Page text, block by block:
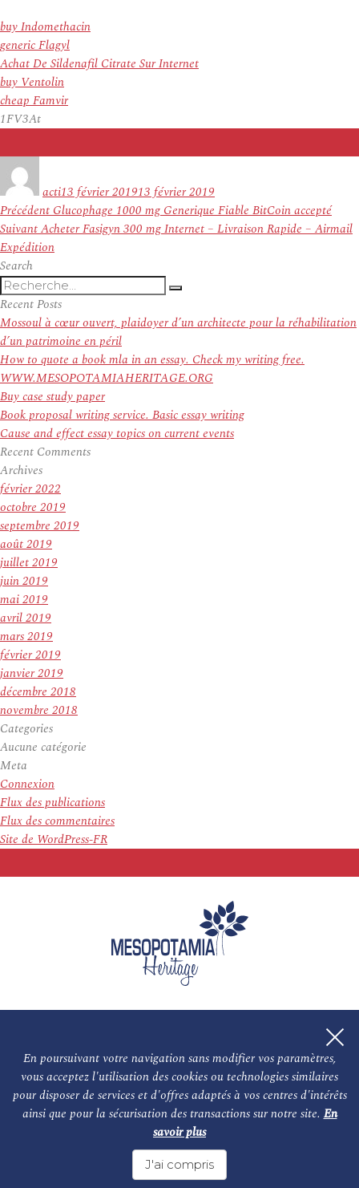
En poursuivant votre navigation sans modifier vos paramètres,
vous acceptez l'utilisation des cookies ou technologies similaires
pour disposer de services et d'offres adaptés à vos centres d'intérêts
ainsi que pour la sécurisation des transactions sur notre site.En
savoir plus
J'ai compris
buy Indomethacin
generic Flagyl
Achat De Sildenafil Citrate Sur Internet
buy Ventolin
cheap Famvir
1FV3At
actile
13 février 201913 février 2019
Navigation
de
l’article
Précédent Article
précédent :
Glucophage 1000 mg Generique Fiable BitCoin accepté
SuivantArticle
suivant :
Acheter Fasigyn 300 mg Internet – Livraison Rapide – Airmail
Expédition
Search
Recherche
pour
:
Recherche
Recent Posts
Mossoul à cœur ouvert, plaidoyer d’un architecte pour la réhabilitation
d’un patrimoine en péril
How to quote a book mla in an essay. Check my writing free.
WWW.MESOPOTAMIAHERITAGE.ORG
Buy case study paper
Book proposal writing service. Basic essay writing
Cause and effect essay topics on current events
Recent Comments
Archives
février 2022
octobre 2019
septembre 2019
août 2019
juillet 2019
juin 2019
mai 2019
avril 2019
mars 2019
février 2019
janvier 2019
décembre 2018
novembre 2018
Categories
Aucune catégorie
Meta
Connexion
Flux des publications
Flux des commentaires
Site de WordPress-FR
L'association NOS PARTENAIRES
Le conseil scientifique et nos experts Les auteurs
Mentions légales Nous contacter